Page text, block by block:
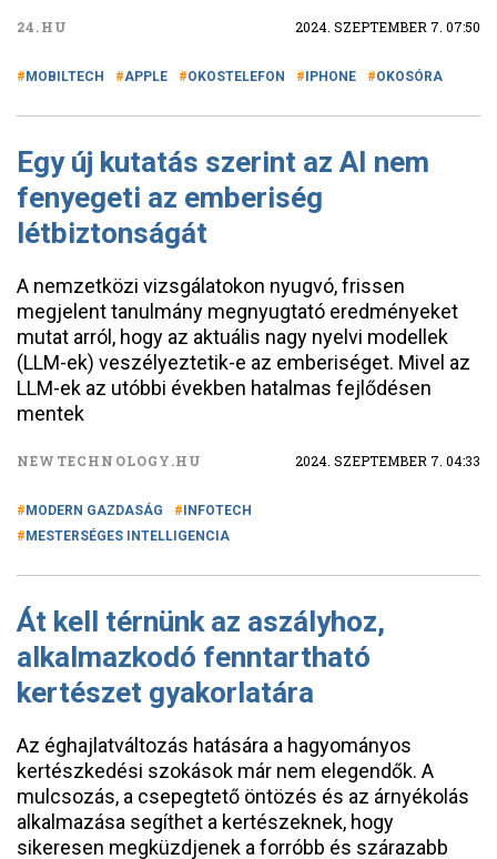
24.HU 2024. SZEPTEMBER 7. 07:50
MOBILTECH APPLE OKOSTELEFON IPHONE OKOSÓRA
Egy új kutatás szerint az AI nem
fenyegeti az emberiség
létbiztonságát
A nemzetközi vizsgálatokon nyugvó, frissen
megjelent tanulmány megnyugtató eredményeket
mutat arról, hogy az aktuális nagy nyelvi modellek
(LLM-ek) veszélyeztetik-e az emberiséget. Mivel az
LLM-ek az utóbbi években hatalmas fejlődésen
mentek
NEWTECHNOLOGY.HU 2024. SZEPTEMBER 7. 04:33
MODERN GAZDASÁG
INFOTECH
MESTERSÉGES INTELLIGENCIA
Át kell térnünk az aszályhoz,
alkalmazkodó fenntartható
kertészet gyakorlatára
Az éghajlatváltozás hatására a hagyományos
kertészkedési szokások már nem elegendők. A
mulcsozás, a csepegtető öntözés és az árnyékolás
alkalmazása segíthet a kertészeknek, hogy
sikeresen megküzdjenek a forróbb és szárazabb